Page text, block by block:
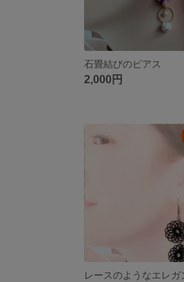
石畳結びのピアス
2,000円